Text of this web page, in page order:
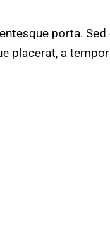
porta.
placerat, a